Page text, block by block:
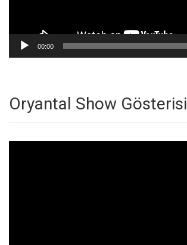
00:00
Oryantal Show Gösterisi